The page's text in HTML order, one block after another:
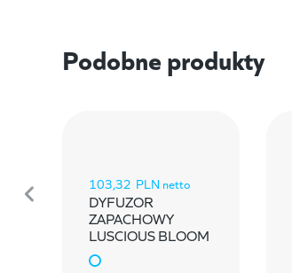
Podobne produkty
103,32 PLN netto
DYFUZOR
ZAPACHOWY
LUSCIOUS BLOOM